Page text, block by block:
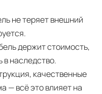
не теряет внешний
держит стоимость,
в наследство.
качественные
— всё это влияет на